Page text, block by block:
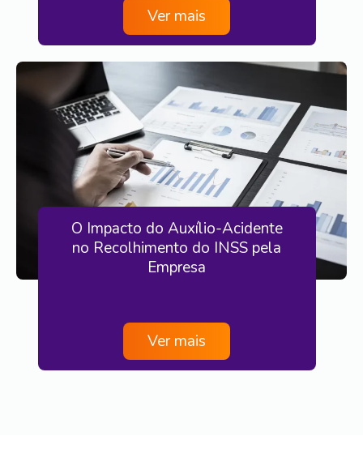
Ver mais
O Impacto do Auxílio-Acidente
no Recolhimento do INSS pela
Empresa
Ver mais